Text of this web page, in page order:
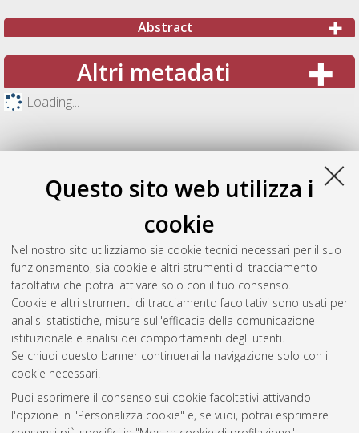
Questo sito web utilizza i
cookie
Nel nostro sito utilizziamo sia cookie tecnici necessari per il suo
funzionamento, sia cookie e altri strumenti di tracciamento
facoltativi che potrai attivare solo con il tuo consenso.
Cookie e altri strumenti di tracciamento facoltativi sono usati per
analisi statistiche, misure sull'efficacia della comunicazione
istituzionale e analisi dei comportamenti degli utenti.
Se chiudi questo banner continuerai la navigazione solo con i
cookie necessari.
Puoi esprimere il consenso sui cookie facoltativi attivando
l'opzione in "Personalizza cookie" e, se vuoi, potrai esprimere
Abstract
Altri metadati
Loading...
Gestione del documento:
Atom
Rss 1.0